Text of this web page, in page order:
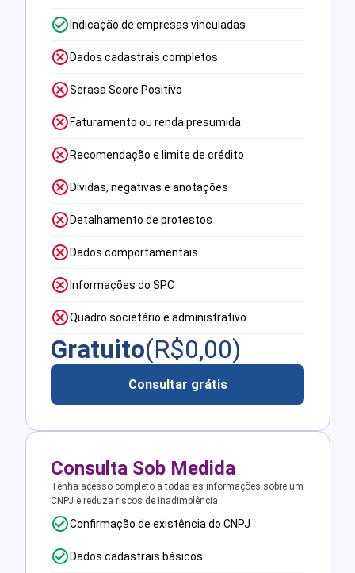
Indicação de empresas vinculadas
Dados cadastrais completos
Serasa Score Positivo
Faturamento ou renda presumida
Recomendação e limite de crédito
Dívidas, negativas e anotações
Detalhamento de protestos
Dados comportamentais
Informações do SPC
Quadro societário e administrativo
Gratuito(R$0,00)
Consultar grátis
Consulta Sob Medida
Tenha acesso completo a todas as informações sobre um
CNPJ e reduza riscos de inadimplência.
Confirmação de existência do CNPJ
Dados cadastrais básicos